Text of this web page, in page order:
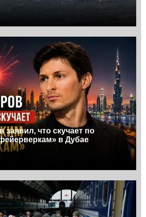
заявил, что скучает по
в Дубае